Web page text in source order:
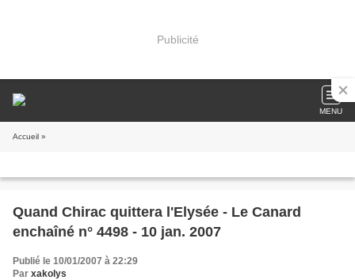
Publicité
MENU
Accueil »
Quand Chirac quittera l'Elysée - Le Canard
enchaîné n° 4498 - 10 jan. 2007
Publié le 10/01/2007 à 22:29
Par xakolys